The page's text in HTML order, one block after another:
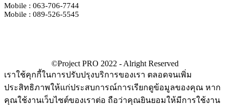
Mobile : 063-706-7744
Mobile : 089-526-5545
เราใช้คุกกี้ในการปรับปรุงบริการของเรา ตลอดจนเพิ่ม
ประสิทธิภาพให้แก่ประสบการณ์การเรียกดูข้อมูลของคุณ หาก
คุณใช้งานเว็บไซต์ของเราต่อ ถือว่าคุณยินยอมให้มีการใช้งาน